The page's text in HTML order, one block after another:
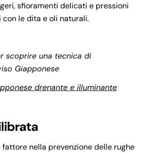
sfioramenti delicati e pressioni
le dita e oli naturali.
scoprire una tecnica di
Giapponese
drenante e illuminante
nella prevenzione delle rughe